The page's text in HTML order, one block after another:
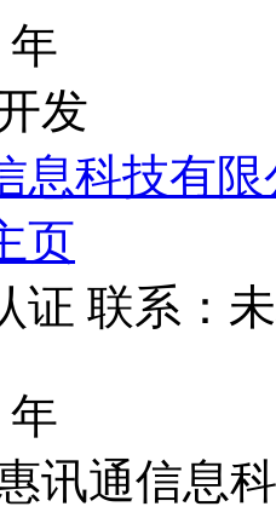
年
发
息科技有限
页
证 联系：
年
讯通信息